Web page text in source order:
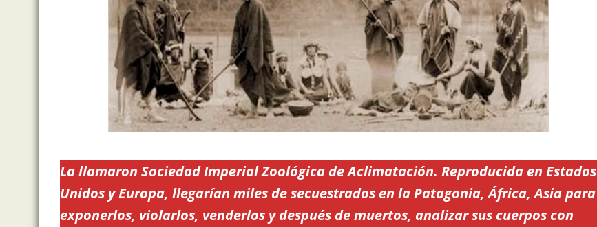
La llamaron Sociedad Imperial Zoológica de Aclimatación. Reproducida en Estados
Unidos y Europa, llegarían miles de secuestrados en la Patagonia, África, Asia para
exponerlos, violarlos, venderlos y después de muertos, analizar sus cuerpos con